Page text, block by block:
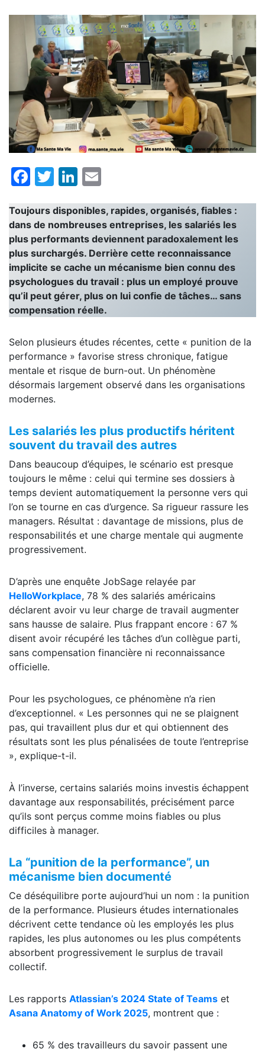
Facebook
TwitterLinkedIn
Toujours disponibles, rapides, organisés, fiables :
dans de nombreuses entreprises, les salariés les
plus performants deviennent paradoxalement les
plus surchargés. Derrière cette reconnaissance
implicite se cache un mécanisme bien connu des
psychologues du travail : plus un employé prouve
qu’il peut gérer, plus on lui confie de tâches… sans
compensation réelle.
Selon plusieurs études récentes, cette « punition de la
performance » favorise stress chronique, fatigue
mentale et risque de burn-out. Un phénomène
désormais largement observé dans les organisations
modernes.
Les salariés les plus productifs héritent
souvent du travail des autres
Dans beaucoup d’équipes, le scénario est presque
toujours le même : celui qui termine ses dossiers à
temps devient automatiquement la personne vers qui
l’on se tourne en cas d’urgence. Sa rigueur rassure les
managers. Résultat : davantage de missions, plus de
responsabilités et une charge mentale qui augmente
progressivement.
D’après une enquête JobSage relayée par
HelloWorkplace, 78 % des salariés américains
déclarent avoir vu leur charge de travail augmenter
sans hausse de salaire. Plus frappant encore : 67 %
disent avoir récupéré les tâches d’un collègue parti,
sans compensation financière ni reconnaissance
officielle.
Pour les psychologues, ce phénomène n’a rien
d’exceptionnel. « Les personnes qui ne se plaignent
pas, qui travaillent plus dur et qui obtiennent des
résultats sont les plus pénalisées de toute l’entreprise
», explique-t-il.
À l’inverse, certains salariés moins investis échappent
davantage aux responsabilités, précisément parce
qu’ils sont perçus comme moins fiables ou plus
difficiles à manager.
La “punition de la performance”, un
mécanisme bien documenté
Ce déséquilibre porte aujourd’hui un nom : la punition
de la performance. Plusieurs études internationales
décrivent cette tendance où les employés les plus
rapides, les plus autonomes ou les plus compétents
absorbent progressivement le surplus de travail
collectif.
Les rapports Atlassian’s 2024 State of Teams et
Asana Anatomy of Work 2025, montrent que :
65 % des travailleurs du savoir passent une